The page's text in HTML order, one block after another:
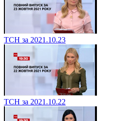
ТСН за 2021.10.23
ТСН за 2021.10.22